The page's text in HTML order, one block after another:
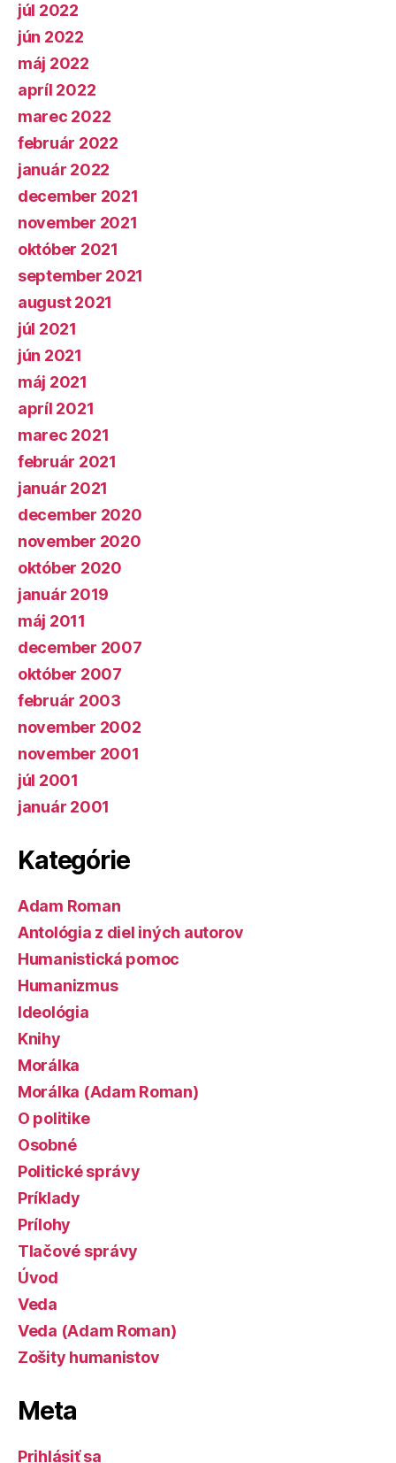
júl 2022
jún 2022
máj 2022
apríl 2022
marec 2022
február 2022
január 2022
december 2021
november 2021
október 2021
september 2021
august 2021
júl 2021
jún 2021
máj 2021
apríl 2021
marec 2021
február 2021
január 2021
december 2020
november 2020
október 2020
január 2019
máj 2011
december 2007
október 2007
február 2003
november 2002
november 2001
júl 2001
január 2001
Kategórie
Adam Roman
Antológia z diel iných autorov
Humanistická pomoc
Humanizmus
Ideológia
Knihy
Morálka
Morálka (Adam Roman)
O politike
Osobné
Politické správy
Príklady
Prílohy
Tlačové správy
Úvod
Veda
Veda (Adam Roman)
Zošity humanistov
Meta
Prihlásiť sa